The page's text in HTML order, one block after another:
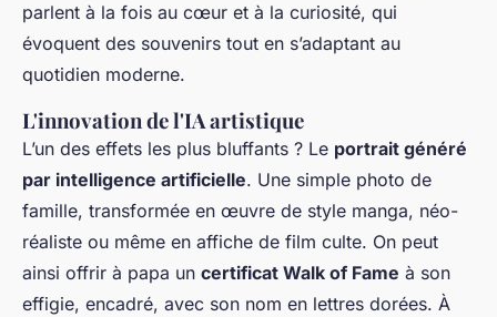
parlent à la fois au cœur et à la curiosité, qui
évoquent des souvenirs tout en s’adaptant au
quotidien moderne.
L'innovation de l'IA artistique
L’un des effets les plus bluffants ? Le portrait généré
par intelligence artificielle. Une simple photo de
famille, transformée en œuvre de style manga, néo-
réaliste ou même en affiche de film culte. On peut
ainsi offrir à papa un certificat Walk of Fame à son
effigie, encadré, avec son nom en lettres dorées. À